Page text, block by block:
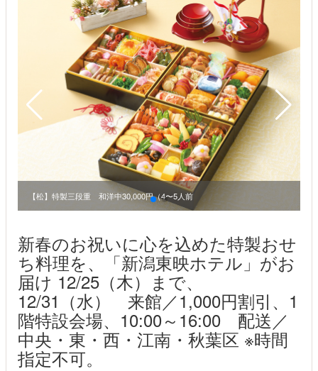
【松】特製三段重 和洋中30,000円（4〜5人前
新春のお祝いに心を込めた特製おせ
ち料理を、「新潟東映ホテル」がお
届け 12/25（木）まで、
12/31（水） 来館／1,000円割引、1
階特設会場、10:00～16:00 配送／
中央・東・西・江南・秋葉区 ※時間
指定不可。